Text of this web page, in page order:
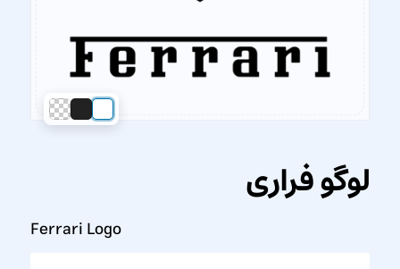
لوگو فراری
Ferrari Logo